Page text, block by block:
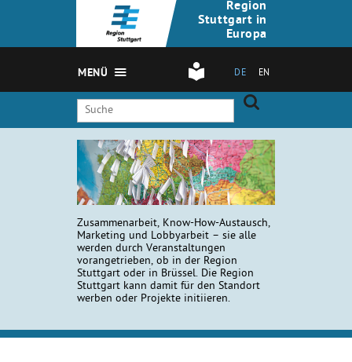
Region
Stuttgart in
Europa
DE EN
MENÜ
Zusammenarbeit, Know-How-Austausch,
Marketing und Lobbyarbeit – sie alle
werden durch Veranstaltungen
vorangetrieben, ob in der Region
Stuttgart oder in Brüssel. Die Region
Stuttgart kann damit für den Standort
werben oder Projekte initiieren.